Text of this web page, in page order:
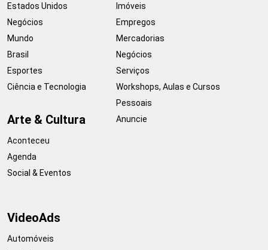
Estados Unidos
Negócios
Mundo
Brasil
Esportes
Ciência e Tecnologia
Arte & Cultura
Aconteceu
Agenda
Social & Eventos
Imóveis
Empregos
Mercadorias
Negócios
Serviços
Workshops, Aulas e Cursos
Pessoais
Anuncie
VideoAds
Automóveis